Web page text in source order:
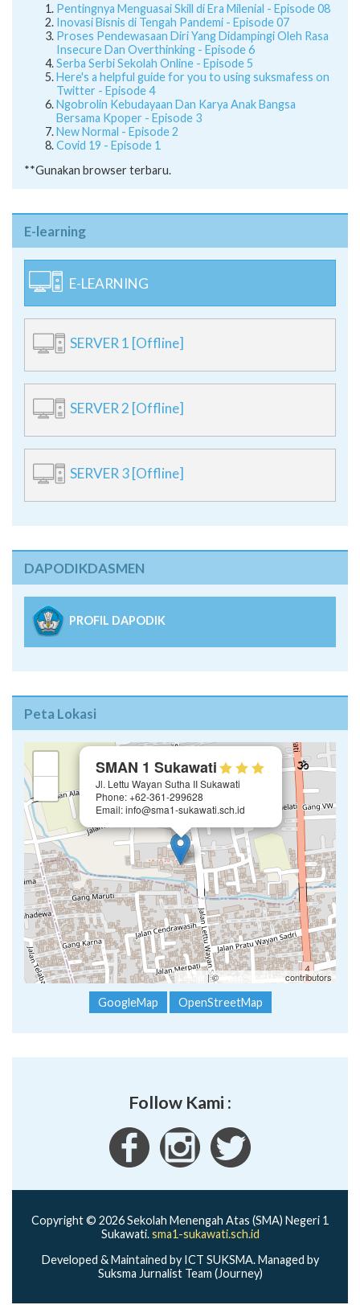
Pentingnya Menguasai Skill di Era Milenial - Episode 08
Inovasi Bisnis di Tengah Pandemi - Episode 07
Proses Pendewasaan Diri Yang Didampingi Oleh Rasa
Insecure Dan Overthinking - Episode 6
Serba Serbi Sekolah Online - Episode 5
Here's a helpful guide for you to using suksmafess on
Twitter - Episode 4
Ngobrolin Kebudayaan Dan Karya Anak Bangsa
Bersama Kpoper - Episode 3
New Normal - Episode 2
Covid 19 - Episode 1
**Gunakan browser terbaru.
E-learning
E-LEARNING
SERVER 1 [Offline]
SERVER 2 [Offline]
SERVER 3 [Offline]
DAPODIKDASMEN
PROFIL DAPODIK
Peta Lokasi
SMAN 1 Sukawati
Jl. Lettu Wayan Sutha II Sukawati
Phone: +62-361-299628
Email: info@sma1-sukawati.sch.id
Leaflet | ©OpenStreetMap contributors
GoogleMap OpenStreetMap
Follow Kami :
Copyright © 2026 Sekolah Menengah Atas (SMA) Negeri 1
Sukawati.sma1-sukawati.sch.id
Developed & Maintained by ICT SUKSMA. Managed by
Suksma Jurnalist Team (Journey)